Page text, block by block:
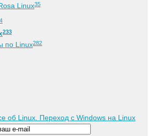
Linux35
233
по Linux282
об Linux. Переход с Windows на Linux